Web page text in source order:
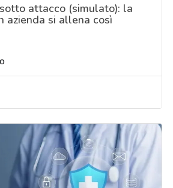
attacco (simulato): la
azienda si allena così